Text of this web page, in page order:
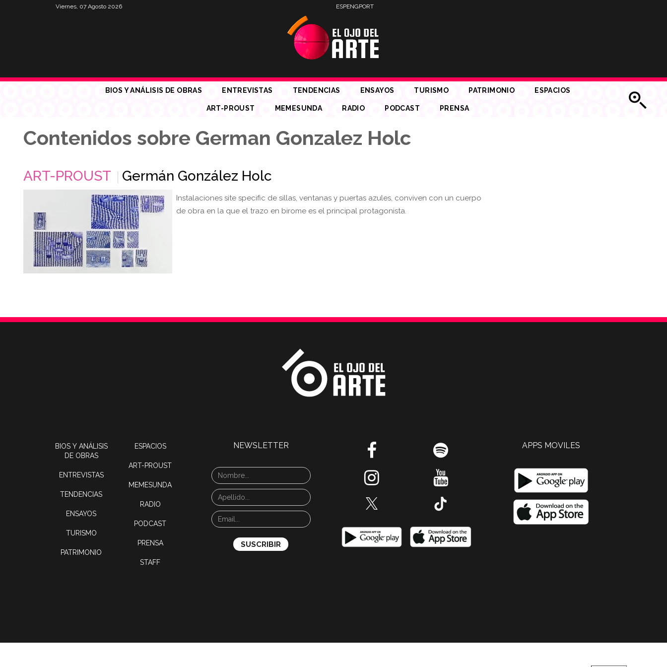
Viernes, 07 Agosto 2026 ESPENGPORT
BIOS Y ANÁLISIS DE OBRAS ENTREVISTAS TENDENCIAS ENSAYOS TURISMO PATRIMONIO ESPACIOS
ART-PROUST MEMESUNDA RADIO PODCAST PRENSA
Contenidos sobre German Gonzalez Holc
ART-PROUST Germán González Holc
Instalaciones site specific de sillas, ventanas y puertas azules, conviven con un cuerpo
de obra en la que el trazo en birome es el principal protagonista.
BIOS Y ANÁLISIS
DE OBRAS
ENTREVISTAS
TENDENCIAS
ENSAYOS
TURISMO
PATRIMONIO
ESPACIOS
ART-PROUST
MEMESUNDA
RADIO
PODCAST
PRENSA
STAFF
NEWSLETTER APPS MOVILES